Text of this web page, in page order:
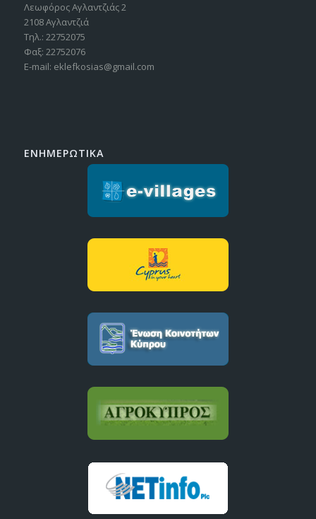
Λεωφόρος Αγλαντζιάς 2
2108 Αγλαντζιά
Τηλ.: 22752075
Φαξ: 22752076
E-mail: eklefkosias@gmail.com
ΕΝΗΜΕΡΩΤΙΚΑ